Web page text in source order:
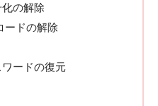
化の解除
ードの解除
ードの復元